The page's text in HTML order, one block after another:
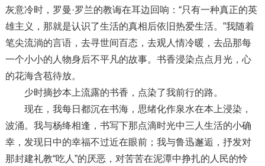
灰意冷时，罗曼·罗兰的教诲在耳边回响：“只有一种真正的英
雄主义，那就是认识了生活的真相后依旧热爱生活。”我随着
笔尖流淌的言语，去寻世间百态，去观人情冷暖，去品那每
一个小小的人物身后不平凡的故事。书香浸染点点月光，心
的花海含苞待放。
少时摘抄本上流露的书香，点染了我前行的路。
现在，我每日都沉在书海，思绪化作泉水在本上浸染，
波涌。我与杨绛相逢，书写下那点滴时光中三人生活的小确
幸，发现日中的幸福不过近在眼前；我与鲁迅邂逅，抒发对
那封建礼教“吃人”的厌恶，对苦苦在泥潭中挣扎的人民的怜